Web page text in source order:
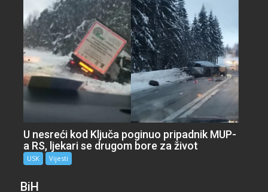
U nesreći kod Ključa poginuo pripadnik MUP-
a RS, ljekari se drugom bore za život
USK Vijesti
BiH